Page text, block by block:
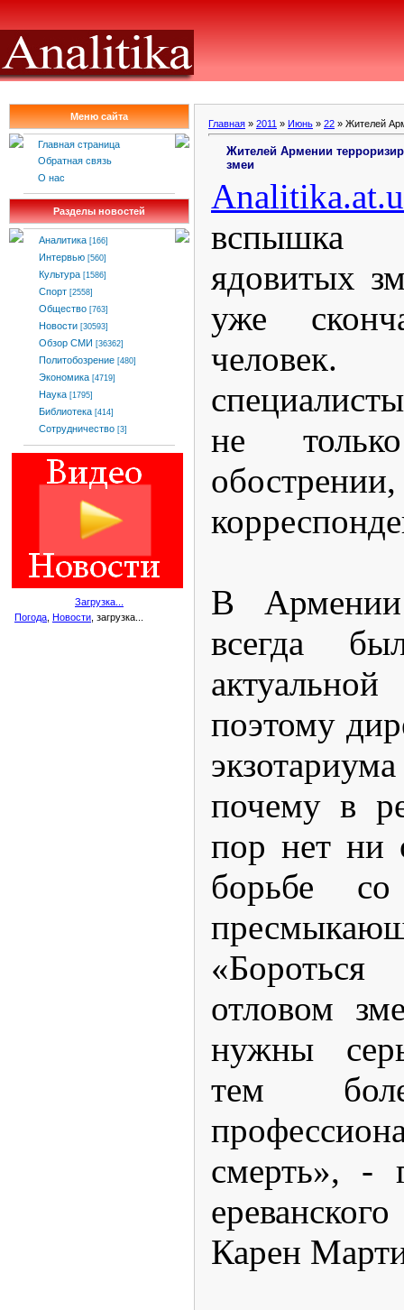
Меню сайта
Главная страница
Обратная связь
О нас
Разделы новостей
Аналитика [166]
Интервью [560]
Культура [1586]
Спорт [2558]
Общество [763]
Новости [30593]
Обзор СМИ [36362]
Политобозрение [480]
Экономика [4719]
Наука [1795]
Библиотека [414]
Сотрудничество [3]
Загрузка...
Погода Новости , загрузка...
Главная » 2011 » Июнь » 22 » Жителей
Жителей Армении
змеи
Analitika.at.
ядовитых
уже
не
В
всегда
поэтому
почему в
пор нет ни
борьбе со
отловом
нужны
тем
смерть», -
Карен